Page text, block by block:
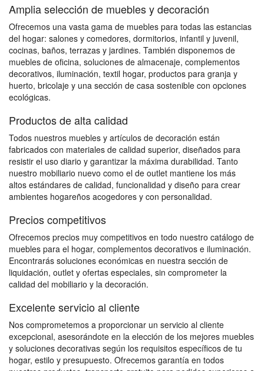
Amplia selección de muebles y decoración
Ofrecemos una vasta gama de muebles para todas las estancias
del hogar: salones y comedores, dormitorios, infantil y juvenil,
cocinas, baños, terrazas y jardines. También disponemos de
muebles de oficina, soluciones de almacenaje, complementos
decorativos, iluminación, textil hogar, productos para granja y
huerto, bricolaje y una sección de casa sostenible con opciones
ecológicas.
Productos de alta calidad
Todos nuestros muebles y artículos de decoración están
fabricados con materiales de calidad superior, diseñados para
resistir el uso diario y garantizar la máxima durabilidad. Tanto
nuestro mobiliario nuevo como el de outlet mantiene los más
altos estándares de calidad, funcionalidad y diseño para crear
ambientes hogareños acogedores y con personalidad.
Precios competitivos
Ofrecemos precios muy competitivos en todo nuestro catálogo de
muebles para el hogar, complementos decorativos e iluminación.
Encontrarás soluciones económicas en nuestra sección de
liquidación, outlet y ofertas especiales, sin comprometer la
calidad del mobiliario y la decoración.
Excelente servicio al cliente
Nos comprometemos a proporcionar un servicio al cliente
excepcional, asesorándote en la elección de los mejores muebles
y soluciones decorativas según los requisitos específicos de tu
hogar, estilo y presupuesto. Ofrecemos garantía en todos